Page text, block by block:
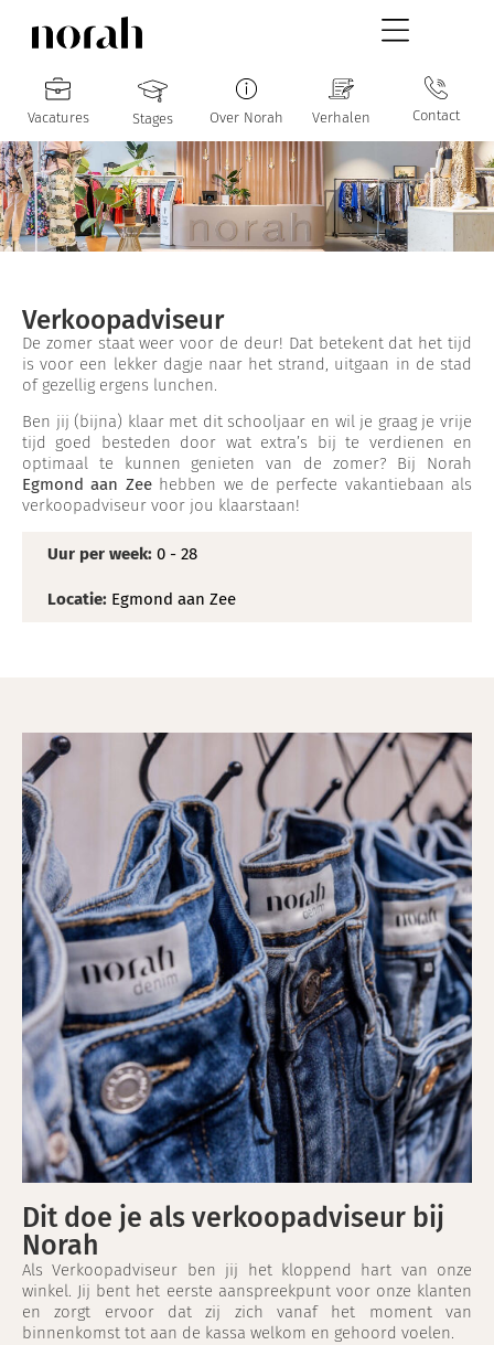
Vacatures Stages Over Norah Verhalen Contact
Verkoopadviseur
De zomer staat weer voor de deur! Dat betekent dat het tijd
is voor een lekker dagje naar het strand, uitgaan in de stad
of gezellig ergens lunchen.
Ben jij (bijna) klaar met dit schooljaar en wil je graag je vrije
tijd goed besteden door wat extra’s bij te verdienen en
optimaal te kunnen genieten van de zomer? Bij Norah
Egmond aan Zee hebben we de perfecte vakantiebaan als
verkoopadviseur voor jou klaarstaan!
Uur per week: 0 - 28
Locatie: Egmond aan Zee
Dit doe je als verkoopadviseur bij
Norah
Als Verkoopadviseur ben jij het kloppend hart van onze
winkel. Jij bent het eerste aanspreekpunt voor onze klanten
en zorgt ervoor dat zij zich vanaf het moment van
binnenkomst tot aan de kassa welkom en gehoord voelen.